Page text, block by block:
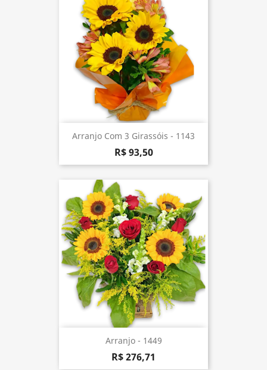
Arranjo Com 3 Girassóis - 1143
R$ 93,50
Arranjo - 1449
R$ 276,71